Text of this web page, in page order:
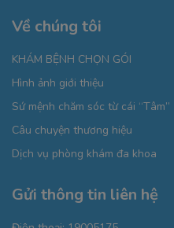
Về chúng tôi
KHÁM BỆNH CHỌN GÓI
Hình ảnh giới thiệu
Sứ mệnh chăm sóc từ cái “Tâm”
Câu chuyện thương hiệu
Dịch vụ phòng khám đa khoa
Gửi thông tin liên hệ